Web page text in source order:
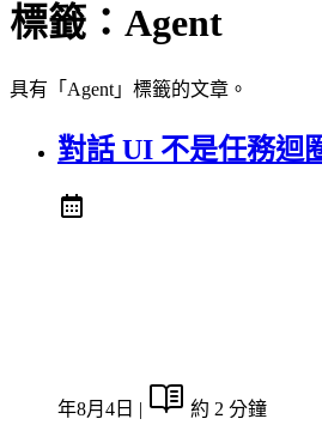
標籤： Agent
具有「Agent」標籤的文章。
對話 UI 不是任務迴
年8月4日 | 約 2 分鐘